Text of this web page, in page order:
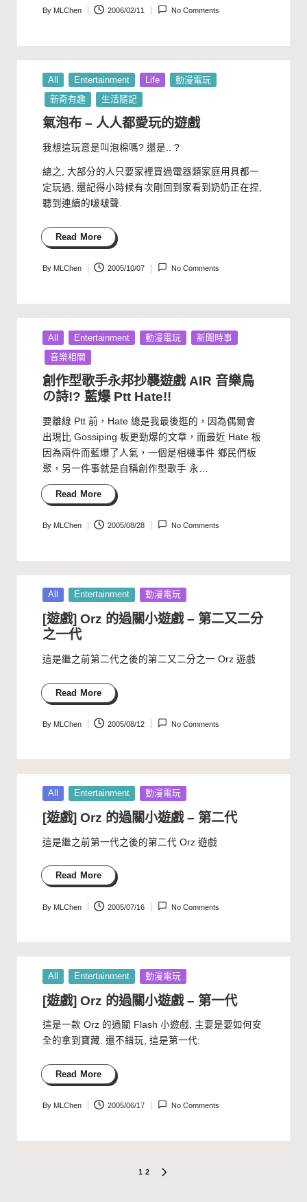
Posted
By MLChen 2006/02/11 No Comments
Posted
in
All Entertainment Life
動漫電玩
新奇有趣
生活隨記
氣泡布 – 人人都愛玩的遊戲
我想這玩意是叫泡棉嗎? 還是.. ?
總之, 大部分的人只要家裡買過電器類家庭用具都一
定玩過, 還記得小時候有次剛回到家看到奶奶正在捏,
聽到連續的啵啵聲.
Read More
Posted
By MLChen 2005/10/07 No Comments
Posted
in
All Entertainment 動漫電玩
新聞時事
音樂相關
創作型歌手永邦抄襲遊戲 AIR 音樂鳥
の詩!? 藍爆 Ptt Hate!!
要離線 Ptt 前，Hate 總是我最後逛的，因為偶爾會
出現比 Gossiping 板更勁爆的文章，而最近 Hate 板
因為兩件而藍爆了人氣，一個是相機事件 鄉民們板
聚，另一件事就是自稱創作型歌手 永…
Read More
Posted
By MLChen 2005/08/28 No Comments
Posted
in
All Entertainment 動漫電玩
[遊戲] Orz 的過關小遊戲 – 第二又二分
之一代
這是繼之前第二代之後的第二又二分之一 Orz 遊戲
Read More
Posted
By MLChen 2005/08/12 No Comments
Posted
in
All Entertainment 動漫電玩
[遊戲] Orz 的過關小遊戲 – 第二代
這是繼之前第一代之後的第二代 Orz 遊戲
Read More
Posted
By MLChen 2005/07/16 No Comments
Posted
in
All Entertainment 動漫電玩
[遊戲] Orz 的過關小遊戲 – 第一代
這是一款 Orz 的過關 Flash 小遊戲, 主要是要如何安
全的拿到寶藏. 還不錯玩, 這是第一代:
Read More
Posted
By MLChen 2005/06/17 No Comments
1 2